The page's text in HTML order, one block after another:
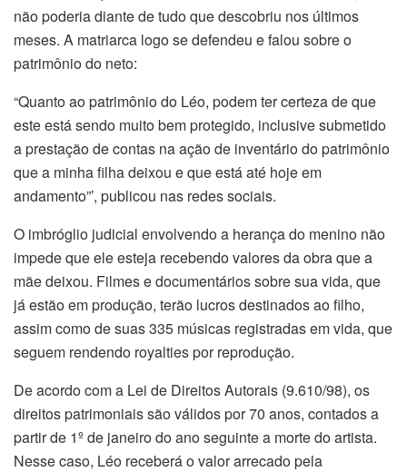
não poderia diante de tudo que descobriu nos últimos
meses. A matriarca logo se defendeu e falou sobre o
patrimônio do neto:
“Quanto ao patrimônio do Léo, podem ter certeza de que
este está sendo muito bem protegido, inclusive submetido
a prestação de contas na ação de inventário do patrimônio
que a minha filha deixou e que está até hoje em
andamento”’, publicou nas redes sociais.
O imbróglio judicial envolvendo a herança do menino não
impede que ele esteja recebendo valores da obra que a
mãe deixou. Filmes e documentários sobre sua vida, que
já estão em produção, terão lucros destinados ao filho,
assim como de suas 335 músicas registradas em vida, que
seguem rendendo royalties por reprodução.
De acordo com a Lei de Direitos Autorais (9.610/98), os
direitos patrimoniais são válidos por 70 anos, contados a
partir de 1º de janeiro do ano seguinte a morte do artista.
Nesse caso, Léo receberá o valor arrecado pela